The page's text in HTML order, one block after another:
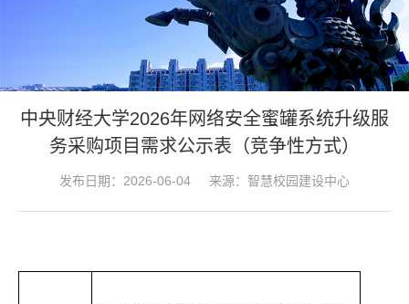
中央财经大学2026年网络安全蜜罐系统升级服
务采购项目需求公示表（竞争性方式）
发布日期：2026-06-04 来源：智慧校园建设中心